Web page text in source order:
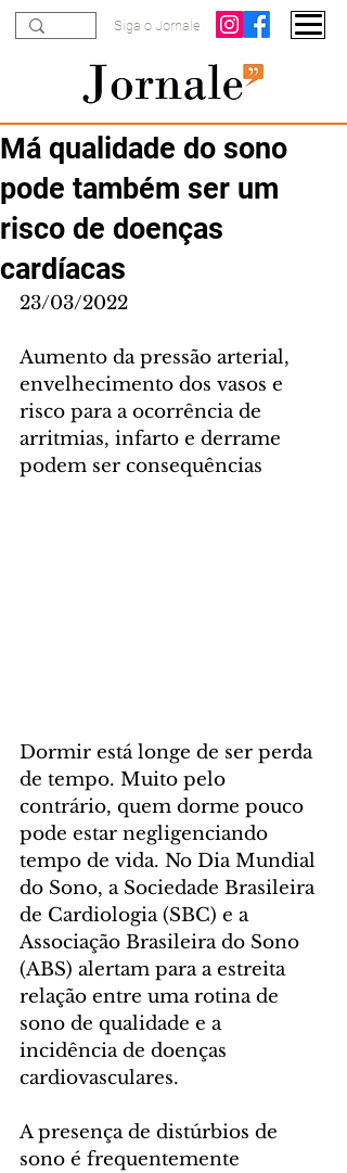
Siga o Jornale
Má qualidade do sono
pode também ser um
risco de doenças
cardíacas
23/03/2022
Aumento da pressão arterial,
envelhecimento dos vasos e
risco para a ocorrência de
arritmias, infarto e derrame
podem ser consequências
Dormir está longe de ser perda
de tempo. Muito pelo
contrário, quem dorme pouco
pode estar negligenciando
tempo de vida. No Dia Mundial
do Sono, a Sociedade Brasileira
de Cardiologia (SBC) e a
Associação Brasileira do Sono
(ABS) alertam para a estreita
relação entre uma rotina de
sono de qualidade e a
incidência de doenças
cardiovasculares.
A presença de distúrbios de
sono é frequentemente